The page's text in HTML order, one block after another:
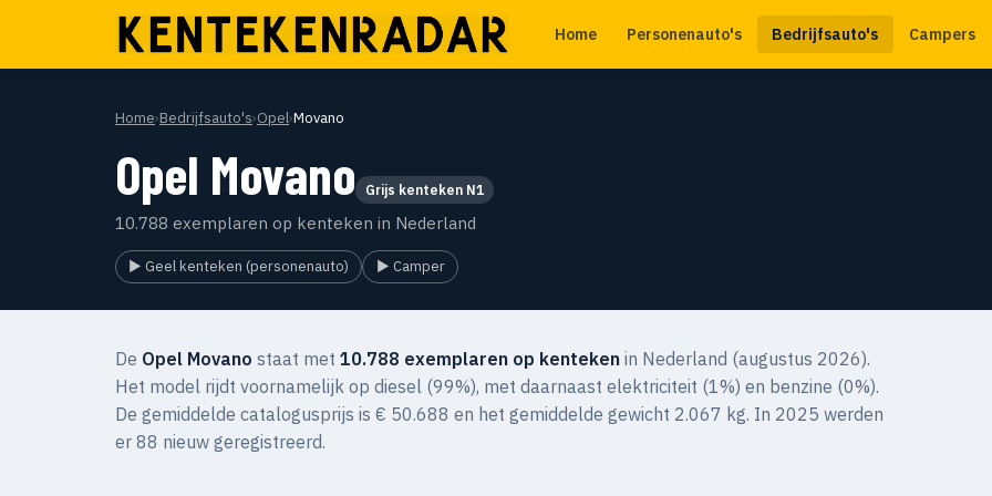
Home Personenauto's Bedrijfsauto's Campers
Home›Bedrijfsauto's›Opel›Movano
Opel Movano Grijs kenteken N1
10.788 exemplaren op kenteken in Nederland
▶ Geel kenteken (personenauto) ▶ Camper
De Opel Movano staat met 10.788 exemplaren op kenteken in Nederland (augustus 2026).
Het model rijdt voornamelijk op diesel (99%), met daarnaast elektriciteit (1%) en benzine (0%).
De gemiddelde catalogusprijs is € 50.688 en het gemiddelde gewicht 2.067 kg. In 2025 werden
er 88 nieuw geregistreerd.